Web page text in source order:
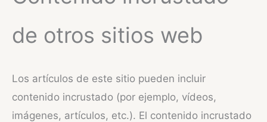
de otros sitios web
Los artículos de este sitio pueden incluir
contenido incrustado (por ejemplo, vídeos,
imágenes, artículos, etc.). El contenido incrustado